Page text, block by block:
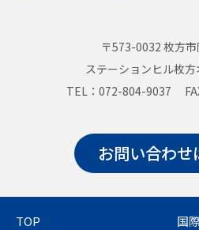
〒573-0032 枚方
ステーションヒル枚
TEL：072-804-9037
お問い合わせ
TOP
国